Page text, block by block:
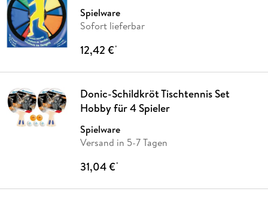
Spielware
Sofort lieferbar
12,42 €*
Donic-Schildkröt Tischtennis Set
Hobby für 4 Spieler
Spielware
Versand in 5-7 Tagen
31,04 €*